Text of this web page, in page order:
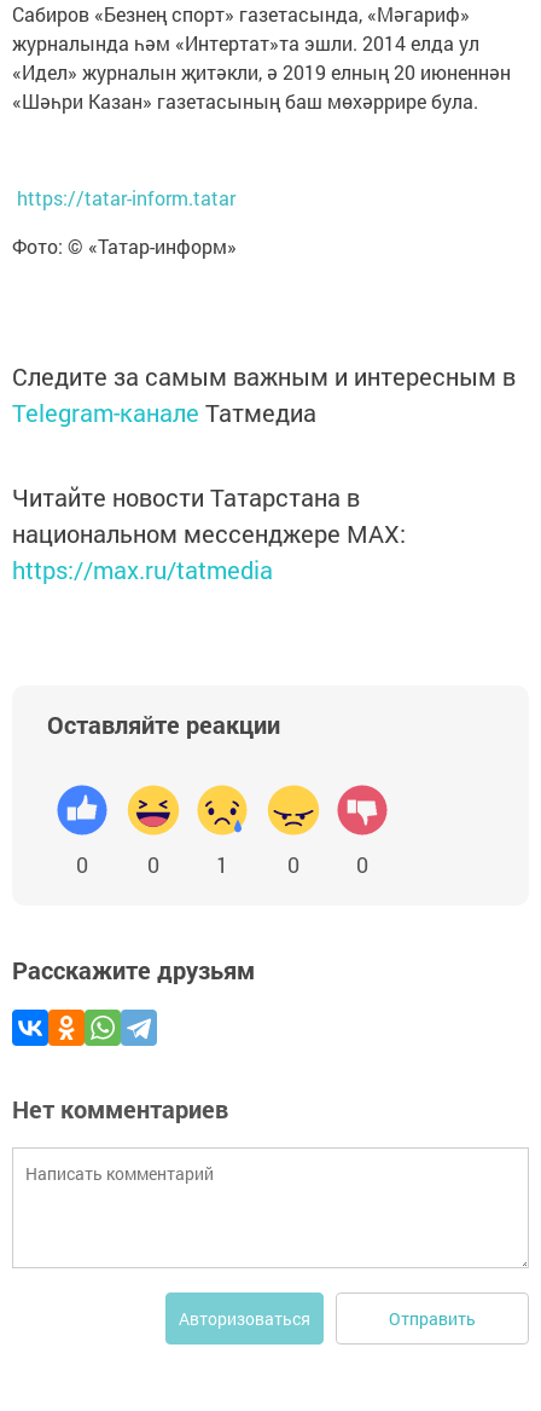
Сабиров «Безнең спорт» газетасында, «Мәгариф»
журналында һәм «Интертат»та эшли. 2014 елда ул
«Идел» журналын җитәкли, ә 2019 елның 20 июненнән
«Шәһри Казан» газетасының баш мөхәррире була.
https://tatar-inform.tatar
Фото: © «Татар-информ»
Следите за самым важным и интересным в
Telegram-канале Татмедиа
Читайте новости Татарстана в
национальном мессенджере MАХ:
https://max.ru/tatmedia
Оставляйте реакции
0 0 1 0 0
Расскажите друзьям
Нет комментариев
Авторизоваться Отправить